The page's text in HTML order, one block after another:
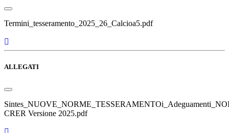
Termini_tesseramento_2025_26_Calcioa5.pdf
ALLEGATI
CRER Versione 2025.pdf